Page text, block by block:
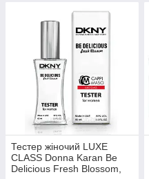
Тестер жіночий LUXE
CLASS Donna Karan Be
Delicious Fresh Blossom,